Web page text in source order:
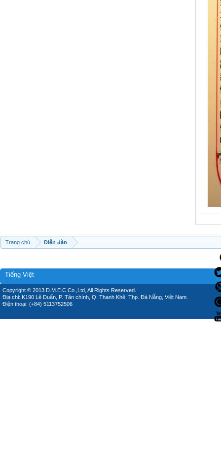
Trang chủ Diễn đàn
Tiếng Việt
Copyright © 2013 D.M.E.C Co.,Ltd, All Rights Reserved.
Địa chỉ: K190 Lê Duẩn, P. Tân chính, Q. Thanh Khê, Thp. Đà Nẵng, Việt Nam.
Điện thoại: (+84) 5113752506